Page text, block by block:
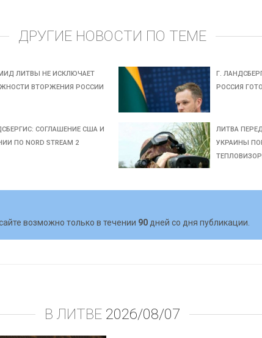
ДРУГИЕ НОВОСТИ ПО ТЕМЕ
ЛИТВЫ НЕ ИСКЛЮЧАЕТ
ВТОРЖЕНИЯ РОССИИ
Г.
РОССИЯ
СОГЛАШЕНИЕ США И
ПО NORD STREAM 2
ЛИТВА
УКРАИНЫ
возможно только в течении 90 дней со дня публикации.
В ЛИТВЕ 2026/08/07